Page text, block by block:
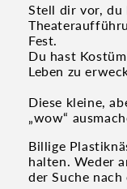
Stell dir vor, du
Fest.
Du hast
Leben zu
Diese kleine,
„wow“
Billige
halten. Weder
der Suche nach